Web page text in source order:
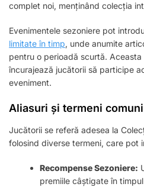
complet noi, menținând colecția
Evenimentele sezoniere pot
limitate în timp, unde anumite
pentru o perioadă scurtă.
încurajează jucătorii să participe
eveniment.
Aliasuri și termeni
Jucătorii se referă adesea la
folosind diverse termeni, care pot
Recompense Sezoniere:
premiile câștigate în